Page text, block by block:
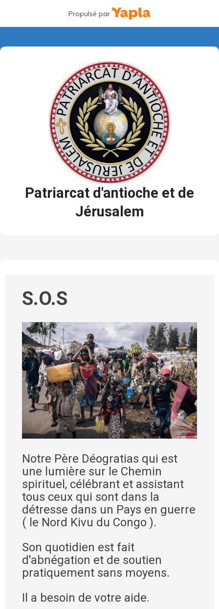
Propulsé par
Patriarcat d'antioche et de
Jérusalem
S.O.S
Notre Père Déogratias qui est
une lumière sur le Chemin
spirituel, célébrant et assistant
tous ceux qui sont dans la
détresse dans un Pays en guerre
( le Nord Kivu du Congo ).
Son quotidien est fait
d'abnégation et de soutien
pratiquement sans moyens.
Il a besoin de votre aide.